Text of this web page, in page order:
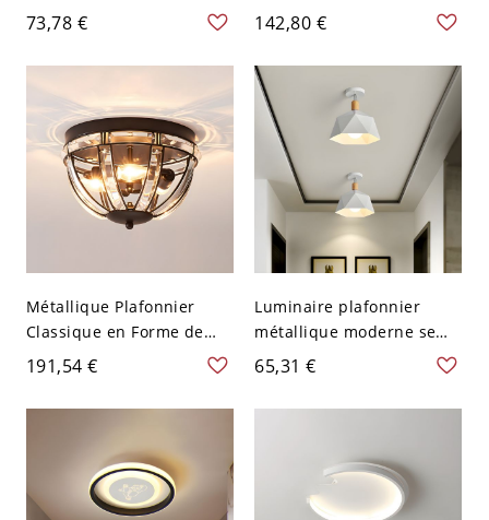
Montage Semi-Encastré
Moderne avec Abat-Jour
en Verre Blanc de Boule -
73,78 €
Minimalisme Plafonnier
LED pour Corridor - Noir
110 V-120 V Blanc
142,80 €
Métallique Plafonnier
Classique en Forme de
Cage de Bol Luminaire
Encastré avec Décor de
Cristal Clair - 110 V-120 V
191,54 €
Luminaire plafonnier
métallique moderne semi-
encastré en bois
géométrique pour 1
ampoule - 110 V-120 V
65,31 €